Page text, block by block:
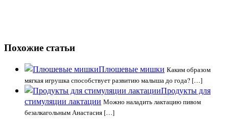
Похожие статьи
Плюшевые мишки Каким образом
мягкая игрушка способствует развитию малыша до года? […]
Продукты для
стимуляции лактации Можно наладить лактацию пивом
безалкагольным Анастасия […]